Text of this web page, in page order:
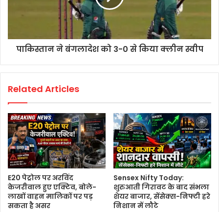
पाकिस्तान ने बंगलादेश को 3-0 से किया क्लीन स्वीप
Related Articles
E20 पेट्रोल पर अरविंद
केजरीवाल हुए एक्टिव, बोले-
लाखों वाहन मालिकों पर पड़
सकता है असर
Sensex Nifty Today:
शुरुआती गिरावट के बाद संभला
शेयर बाजार, सेंसेक्स-निफ्टी हरे
निशान में लौटे